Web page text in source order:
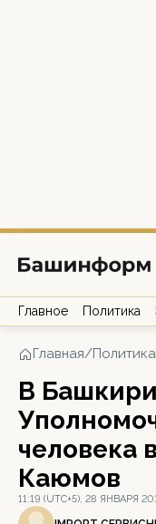
Главное Политика
Главная/Политика
В
человека
Каюмов
11:19 (UTC+5), 28 ЯНВАРЯ